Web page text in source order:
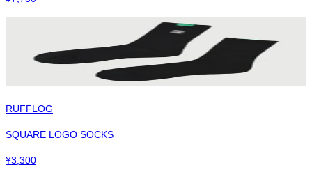
RUFFLOG
SQUARE LOGO SOCKS
¥3,300